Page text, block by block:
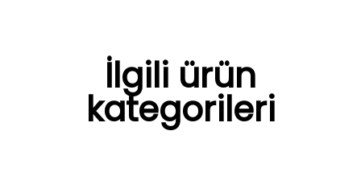
İlgili ürün
kategorileri